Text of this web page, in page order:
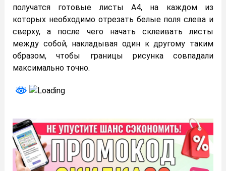
получатся готовые листы А4, на каждом из
которых необходимо отрезать белые поля слева и
сверху, а после чего начать склеивать листы
между собой, накладывая один к другому таким
образом, чтобы границы рисунка совпадали
максимально точно.